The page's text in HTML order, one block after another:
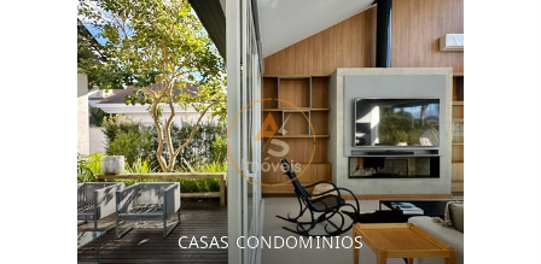
CASAS CONDOMINIOS